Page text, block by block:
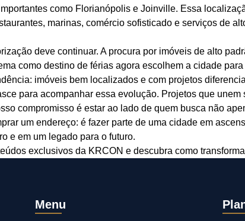
como Florianópolis e Joinville. Essa
marinas, comércio sofisticado e serviços de
deve continuar. A procura por imóveis de alto
como destino de férias agora escolhem a cidade
imóveis bem localizados e com projetos
para acompanhar essa evolução. Projetos que
compromisso é estar ao lado de quem busca não
um endereço: é fazer parte de uma cidade em
e em um legado para o futuro.
exclusivos da KRCON e descubra como
Menu